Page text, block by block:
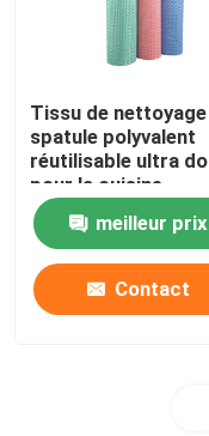
Tissu de lutte
Laine de
Sac de protection
chiffons humides
Tissu de nettoyage
spatule polyvalent
réutilisable ultra
pour la cuisine
meilleur prix
Contact